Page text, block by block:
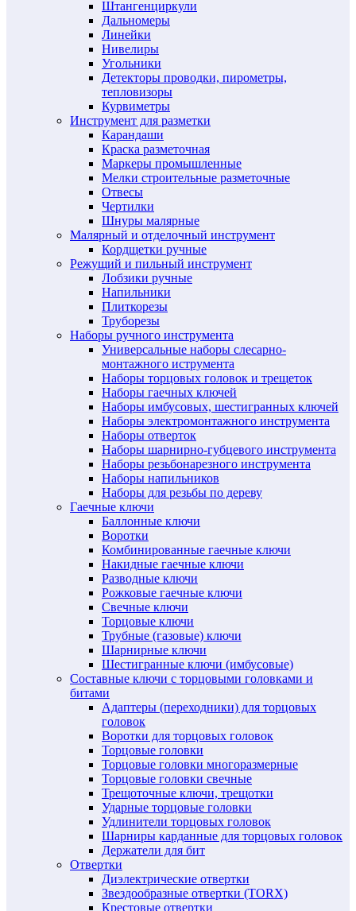
Штангенциркули
Дальномеры
Линейки
Нивелиры
Угольники
Детекторы проводки, пирометры,
тепловизоры
Курвиметры
Инструмент для разметки
Карандаши
Краска разметочная
Маркеры промышленные
Мелки строительные разметочные
Отвесы
Чертилки
Шнуры малярные
Малярный и отделочный инструмент
Кордщетки ручные
Режущий и пильный инструмент
Лобзики ручные
Напильники
Плиткорезы
Труборезы
Наборы ручного инструмента
Универсальные наборы слесарно-
монтажного иструмента
Наборы торцовых головок и трещеток
Наборы гаечных ключей
Наборы имбусовых, шестигранных ключей
Наборы электромонтажного инструмента
Наборы отверток
Наборы шарнирно-губцевого инструмента
Наборы резьбонарезного инструмента
Наборы напильников
Наборы для резьбы по дереву
Гаечные ключи
Баллонные ключи
Воротки
Комбинированные гаечные ключи
Накидные гаечные ключи
Разводные ключи
Рожковые гаечные ключи
Свечные ключи
Торцовые ключи
Трубные (газовые) ключи
Шарнирные ключи
Шестигранные ключи (имбусовые)
Составные ключи с торцовыми головками и
битами
Адаптеры (переходники) для торцовых
головок
Воротки для торцовых головок
Торцовые головки
Торцовые головки многоразмерные
Торцовые головки свечные
Трещоточные ключи, трещотки
Ударные торцовые головки
Удлинители торцовых головок
Шарниры карданные для торцовых головок
Держатели для бит
Отвертки
Диэлектрические отвертки
Звездообразные отвертки (TORX)
Крестовые отвертки